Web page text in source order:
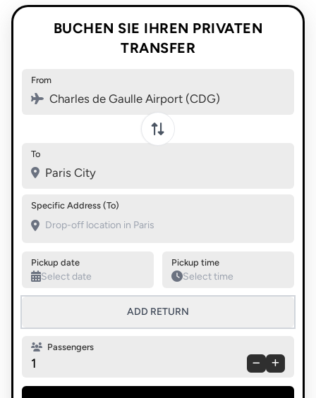
BUCHEN SIE IHREN PRIVATEN
TRANSFER
From
Charles de Gaulle Airport (CDG)
Swap pickup and destination
To
Paris City
Specific Address (To)
Pickup date Pickup time
ADD RETURN
Passengers
1